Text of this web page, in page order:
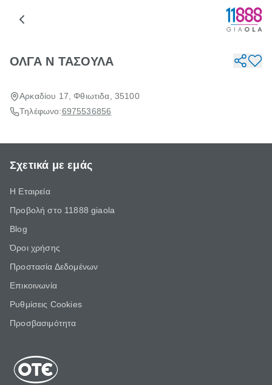
ΟΛΓΑ Ν ΤΑΣΟΥΛΑ
Αρκαδίου 17, Φθιωτιδα, 35100
Τηλέφωνο:6975536856
Σχετικά με εμάς
Η Εταιρεία
Προβολή στο 11888 giaola
Blog
Όροι χρήσης
Προστασία Δεδομένων
Επικοινωνία
Ρυθμίσεις Cookies
Προσβασιμότητα